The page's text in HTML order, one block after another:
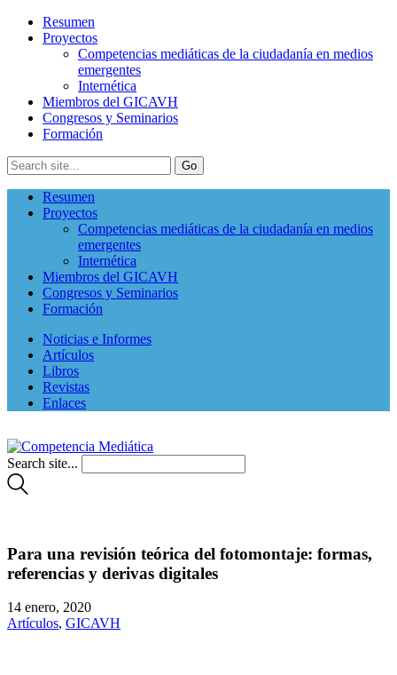
Resumen
Proyectos
Competencias mediáticas de la ciudadanía en medios
emergentes
Internética
Miembros del GICAVH
Congresos y Seminarios
Formación
Resumen
Proyectos
Competencias mediáticas de la ciudadanía en medios
emergentes
Internética
Miembros del GICAVH
Congresos y Seminarios
Formación
Noticias e Informes
Artículos
Libros
Revistas
Enlaces
Search site...
Para una revisión teórica del fotomontaje: formas,
referencias y derivas digitales
14 enero, 2020
Artículos, GICAVH